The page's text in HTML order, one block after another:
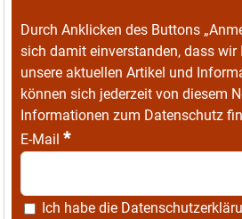
Durch Anklicken des Buttons
sich damit einverstanden, dass wir
unsere aktuellen Artikel und
können sich jederzeit von diesem
Informationen zum Datenschutz
E-Mail *
Ich habe die